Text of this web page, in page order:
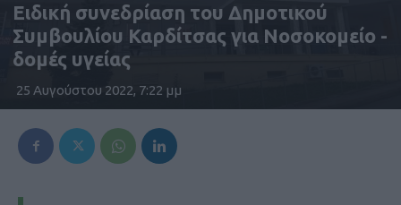
Ειδική συνεδρίαση του Δημοτικού
Συμβουλίου Καρδίτσας για Νοσοκομείο -
δομές υγείας
25 Αυγούστου 2022, 7:22 μμ